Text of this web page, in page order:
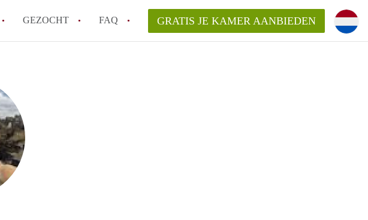
GEZOCHT FAQ
zijn de opzegtermijnen bij een kamer in Amsterdam?
zijn de populairste zoektermen voor een kamer in Amsterdam en wat
dit voor jou als zoeker?
is een studentenkamer in Amsterdam?
geen bemiddelingskosten voor de huurder?
veelgestelde vragen
GRATIS JE KAMER AANBIEDEN